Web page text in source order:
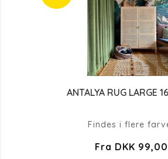
ANTALYA RUG LARGE
Findes i flere
Fra DKK 99,00